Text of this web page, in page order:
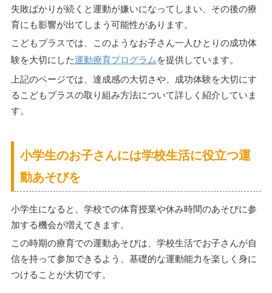
失敗ばかりが続くと運動が嫌いになってしまい、その後の療
育にも影響が出てしまう可能性があります。
こどもプラスでは、このようなお子さん一人ひとりの成功体
験を大切にした運動療育プログラムを提供しています。
上記のページでは、達成感の大切さや、成功体験を大切にす
るこどもプラスの取り組み方法について詳しく紹介していま
す。
小学生のお子さんには学校生活に役立つ運
動あそびを
小学生になると、学校での体育授業や休み時間のあそびに参
加する機会が増えてきます。
この時期の療育での運動あそびは、学校生活でお子さんが自
信を持って参加できるよう、基礎的な運動能力を楽しく身に
つけることが大切です。